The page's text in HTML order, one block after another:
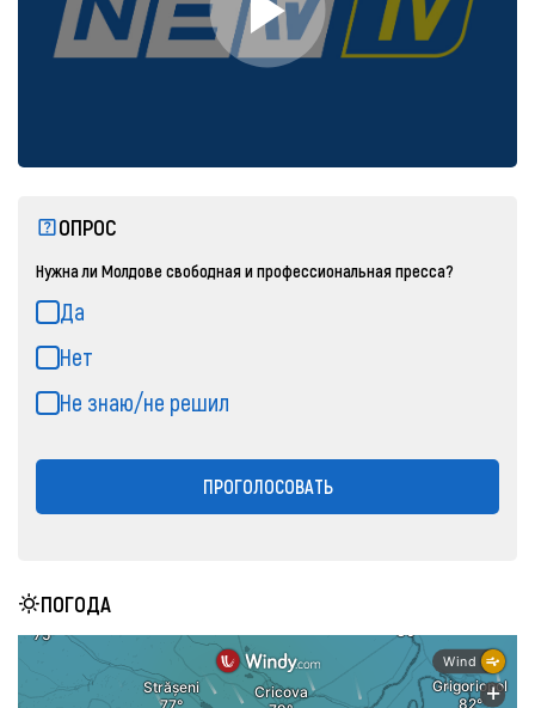
ОПРОС
Нужна ли Молдове свободная и профессиональная пресса?
Да
Нет
Не знаю/не решил
ПРОГОЛОСОВАТЬ
ПОГОДА